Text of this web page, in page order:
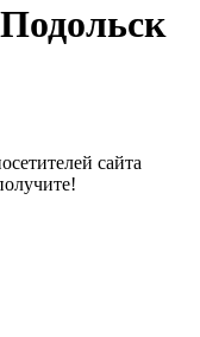
сайта